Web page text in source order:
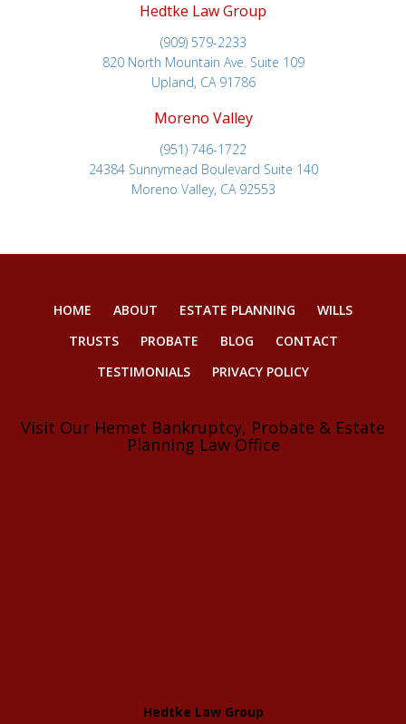
Hedtke Law Group
(909) 579-2233
820 North Mountain Ave. Suite 109
Upland, CA 91786
Moreno Valley
(951) 746-1722
24384 Sunnymead Boulevard Suite 140
Moreno Valley, CA 92553
HOME ABOUT ESTATE PLANNING
WILLS
TRUSTS
PROBATE BLOG
CONTACT
TESTIMONIALS
PRIVACY POLICY
Visit Our Hemet Bankruptcy, Probate & Estate
Planning Law Office
Hedtke Law Group